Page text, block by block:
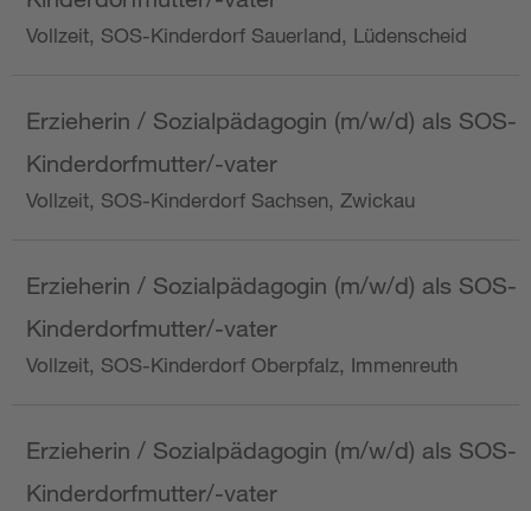
Vollzeit, SOS-Kinderdorf Sauerland, Lüdenscheid
Erzieherin / Sozialpädagogin (m/w/d) als SOS-
Kinderdorfmutter/-vater
Vollzeit, SOS-Kinderdorf Sachsen, Zwickau
Erzieherin / Sozialpädagogin (m/w/d) als SOS-
Kinderdorfmutter/-vater
Vollzeit, SOS-Kinderdorf Oberpfalz, Immenreuth
Erzieherin / Sozialpädagogin (m/w/d) als SOS-
Kinderdorfmutter/-vater